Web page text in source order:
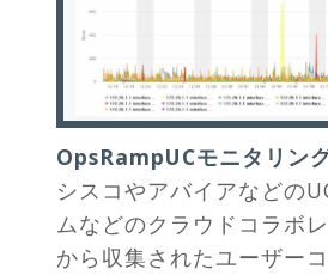
OpsRampUCモニタリン
シスコやアバイアなどの
ムなどのクラウドコラボ
から収集されたユーザー